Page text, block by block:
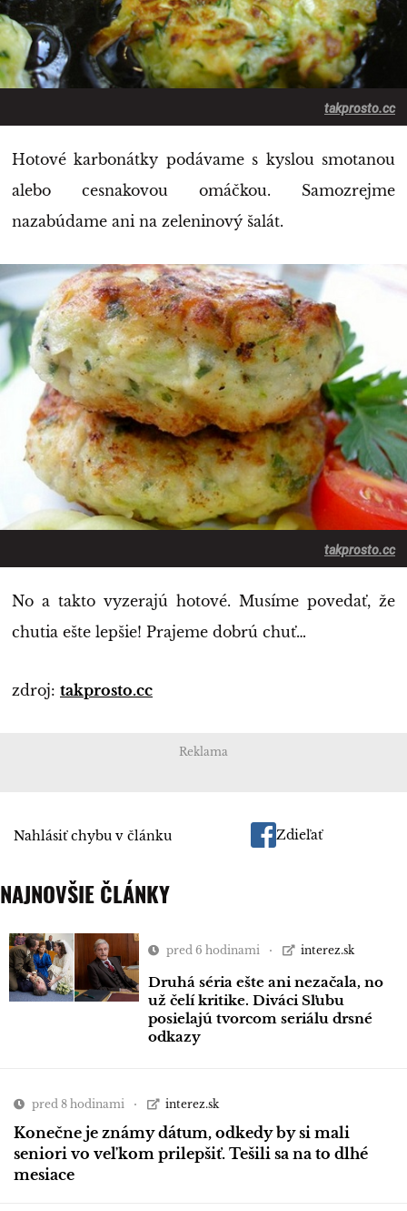
takprosto.cc
Hotové karbonátky podávame s kyslou smotanou
alebo cesnakovou omáčkou. Samozrejme
nazabúdame ani na zeleninový šalát.
takprosto.cc
No a takto vyzerajú hotové. Musíme povedať, že
chutia ešte lepšie! Prajeme dobrú chuť…
zdroj: takprosto.cc
Reklama
Nahlásiť chybu v článku Zdieľať
NAJNOVŠIE ČLÁNKY
pred 6 hodinami interez.sk
Druhá séria ešte ani nezačala, no
už čelí kritike. Diváci Sľubu
posielajú tvorcom seriálu drsné
odkazy
pred 8 hodinami interez.sk
Konečne je známy dátum, odkedy by si mali
seniori vo veľkom prilepšiť. Tešili sa na to dlhé
mesiace